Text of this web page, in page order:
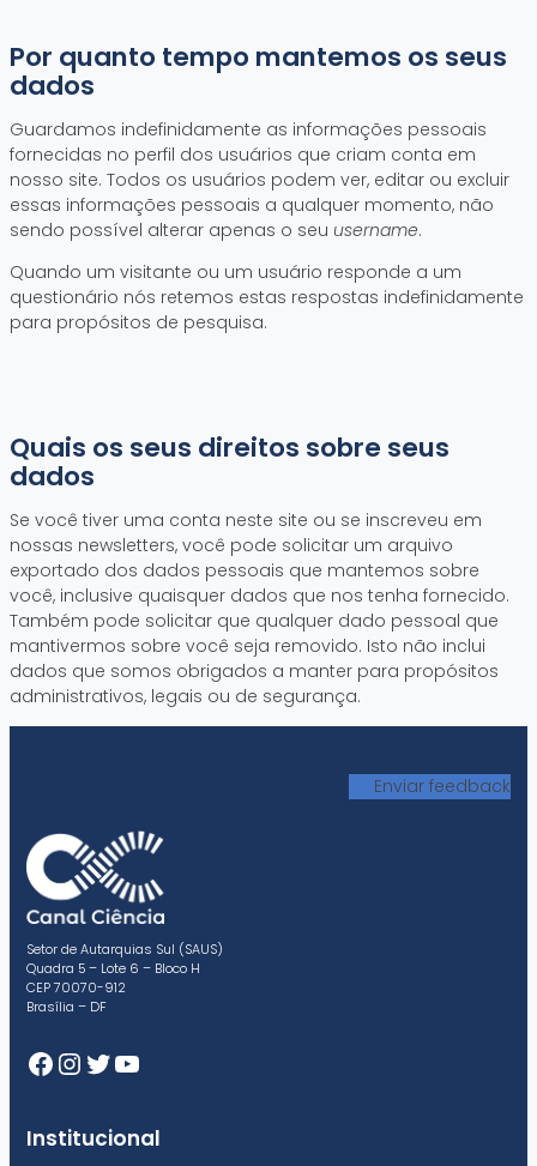
Por quanto tempo mantemos os seus
dados
Guardamos indefinidamente as informações pessoais
fornecidas no perfil dos usuários que criam conta em
nosso site. Todos os usuários podem ver, editar ou excluir
essas informações pessoais a qualquer momento, não
sendo possível alterar apenas o seu username.
Quando um visitante ou um usuário responde a um
questionário nós retemos estas respostas indefinidamente
para propósitos de pesquisa.
Quais os seus direitos sobre seus
dados
Se você tiver uma conta neste site ou se inscreveu em
nossas newsletters, você pode solicitar um arquivo
exportado dos dados pessoais que mantemos sobre
você, inclusive quaisquer dados que nos tenha fornecido.
Também pode solicitar que qualquer dado pessoal que
mantivermos sobre você seja removido. Isto não inclui
dados que somos obrigados a manter para propósitos
administrativos, legais ou de segurança.
Enviar feedback
Setor de Autarquias Sul (SAUS)
Quadra 5 – Lote 6 – Bloco H
CEP 70070-912
Brasília – DF
Facebook
Instagram
Twitter
Youtube
Institucional